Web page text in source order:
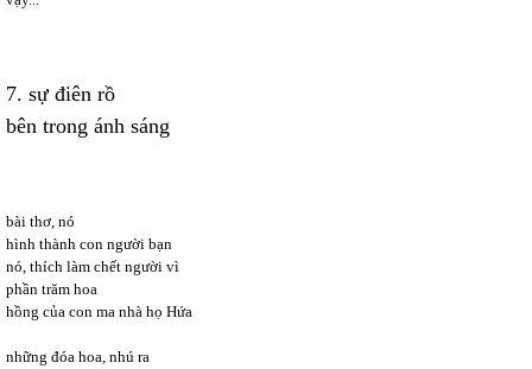
7. sự điên rồ
bên trong ánh sáng
bài thơ, nó
hình thành con người bạn
nó, thích làm chết người vì
phần trăm hoa
hồng của con ma nhà họ Hứa
những đóa hoa, nhú ra